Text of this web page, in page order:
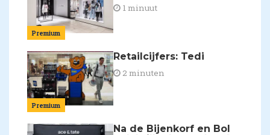
Premium
1 minuut
Premium
Retailcijfers: Tedi
2 minuten
Na de Bijenkorf en Bol